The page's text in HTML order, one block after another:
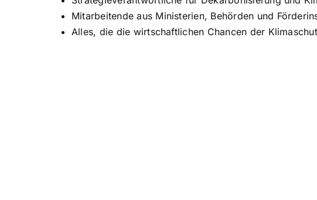
Mitarbeitende aus Ministerien, Behörden und
Alles, die die wirtschaftlichen Chancen der